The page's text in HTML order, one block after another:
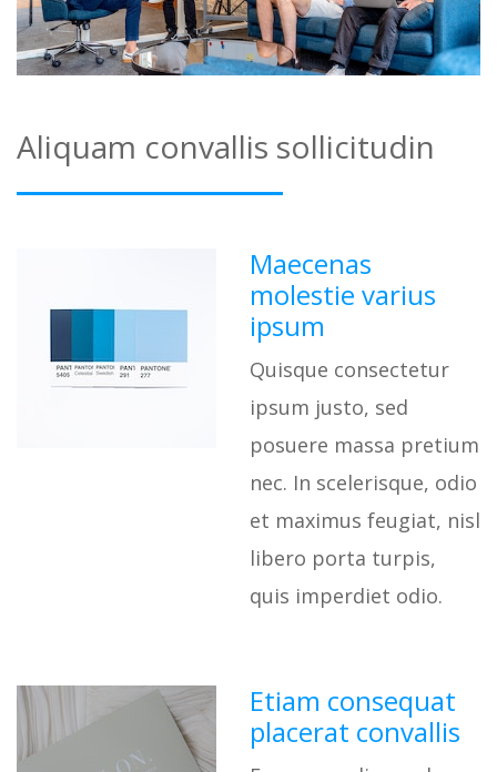
Aliquam convallis sollicitudin
Maecenas
molestie varius
ipsum
Quisque consectetur
ipsum justo, sed
posuere massa pretium
nec. In scelerisque, odio
et maximus feugiat, nisl
libero porta turpis,
quis imperdiet odio.
Etiam consequat
placerat convallis